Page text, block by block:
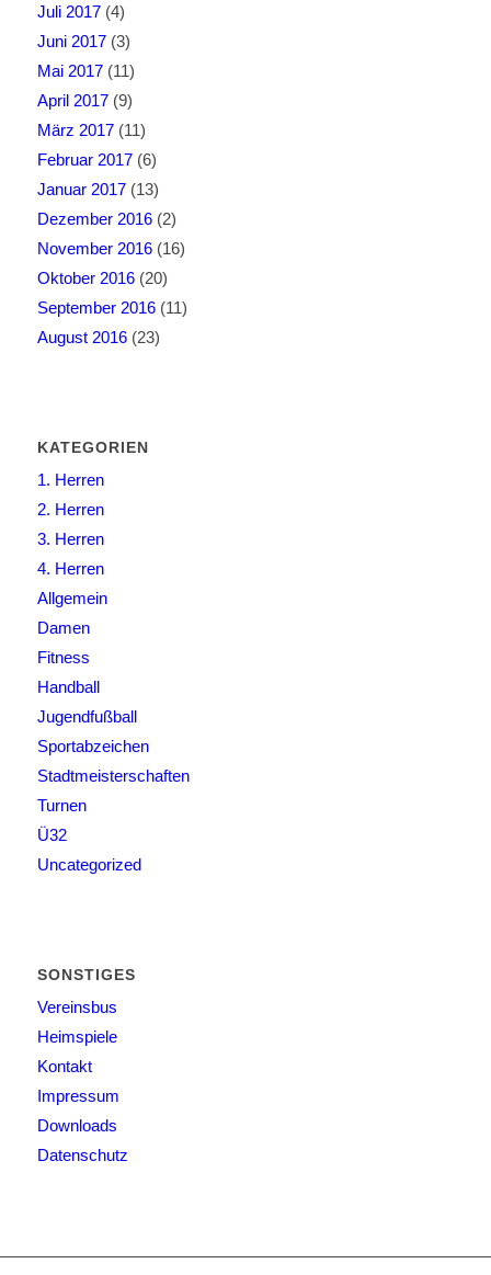
Juli 2017(4)
Juni 2017(3)
Mai 2017(11)
April 2017(9)
März 2017(11)
Februar 2017(6)
Januar 2017(13)
Dezember 2016(2)
November 2016(16)
Oktober 2016(20)
September 2016(11)
August 2016(23)
KATEGORIEN
1. Herren
2. Herren
3. Herren
4. Herren
Allgemein
Damen
Fitness
Handball
Jugendfußball
Sportabzeichen
Stadtmeisterschaften
Turnen
Ü32
Uncategorized
SONSTIGES
Vereinsbus
Heimspiele
Kontakt
Impressum
Downloads
Datenschutz